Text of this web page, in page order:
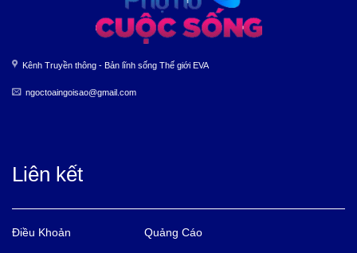
Kênh Truyền thông - Bản lĩnh sống Thế giới EVA
ngoctoaingoisao@gmail.com
Liên kết
Điều Khoản Quảng Cáo